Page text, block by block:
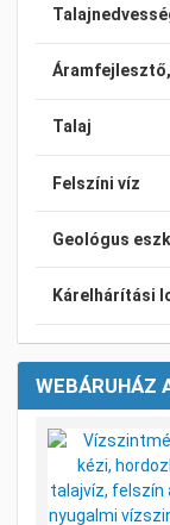
Talaj
Felszíni víz
Geológus
Kárelhárítási
WEBÁRUHÁZ